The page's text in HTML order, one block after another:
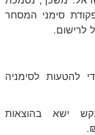
על סעיף 11(9) לפקודת סימני המסחר
לרישום.
להטעות לסימניה
ישא בהוצאות